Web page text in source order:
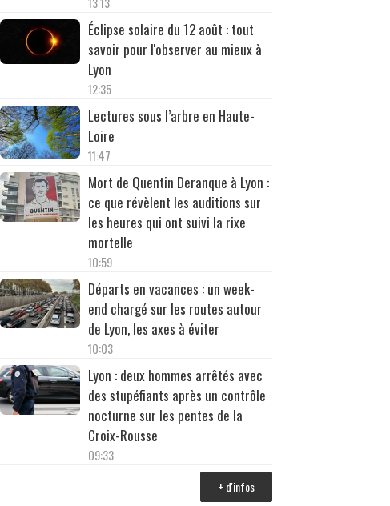
Éclipse solaire du 12 août : tout
savoir pour l'observer au mieux à
Lyon
12:35
Lectures sous l’arbre en Haute-
Loire
11:47
Mort de Quentin Deranque à Lyon :
ce que révèlent les auditions sur
les heures qui ont suivi la rixe
mortelle
10:59
Départs en vacances : un week-
end chargé sur les routes autour
de Lyon, les axes à éviter
10:03
Lyon : deux hommes arrêtés avec
des stupéfiants après un contrôle
nocturne sur les pentes de la
Croix-Rousse
09:33
+ d'infos